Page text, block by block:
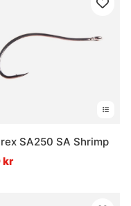
SA250 SA Shrimp
kr